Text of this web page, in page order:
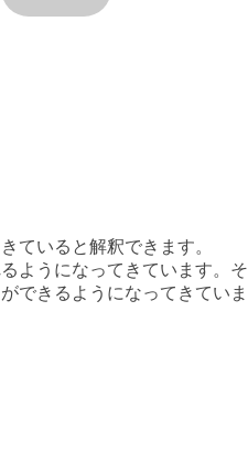
ている と解釈できます。
ようになってきています。そ
できるようになってきていま